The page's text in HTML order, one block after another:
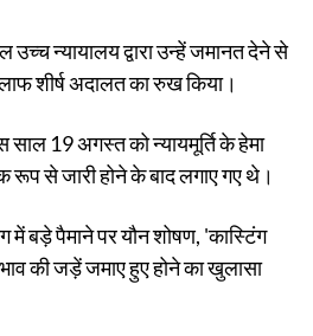
उच्च न्यायालय द्वारा उन्हें जमानत देने से
शीर्ष अदालत का रुख किया।
19 अगस्त को न्यायमूर्ति के हेमा
रूप से जारी होने के बाद लगाए गए थे।
में बड़े पैमाने पर यौन शोषण, 'कास्टिंग
की जड़ें जमाए हुए होने का खुलासा